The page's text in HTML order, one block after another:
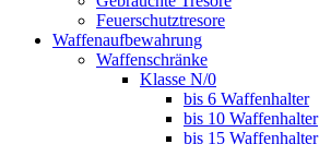
Feuerschutztresore
Waffenaufbewahrung
Waffenschränke
Klasse N/0
bis 6 Waffenhalter
bis 10 Waffenhalter
bis 15 Waffenhalter